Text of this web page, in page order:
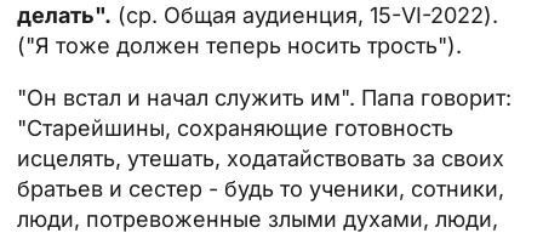
делать". (ср. Общая аудиенция, 15-VI-2022).
("Я тоже должен теперь носить трость").
"Он встал и начал служить им". Папа говорит:
"Старейшины, сохраняющие готовность
исцелять, утешать, ходатайствовать за своих
братьев и сестер - будь то ученики, сотники,
люди, потревоженные злыми духами, люди,